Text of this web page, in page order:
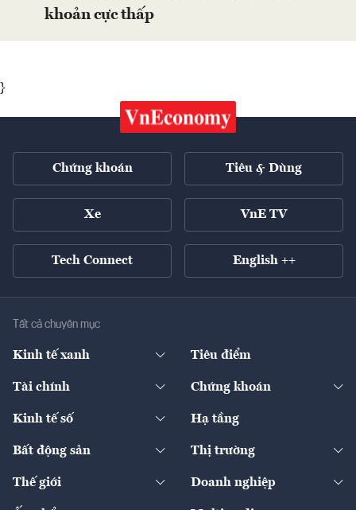
khoản cực thấp
}
Chứng khoán Tiêu & Dùng
Xe VnE TV
Tech Connect English ++
Tất cả chuyên mục
Kinh tế xanh
Diễn đàn
Tiêu điểm
Tài chính
Ngân hàng
Bảo hiểm
Chứng khoán
Doanh nghiệp niêm yết
Kinh tế số
Sản phẩm - Thị trường
Hạ tầng
Bất động sản
Chính sách
Thị trường
Thế giới
Kinh tế
Doanh nghiệp